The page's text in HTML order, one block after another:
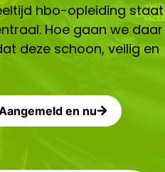
hbo-opleiding staat
Hoe gaan we daar
deze schoon, veilig en
en nu